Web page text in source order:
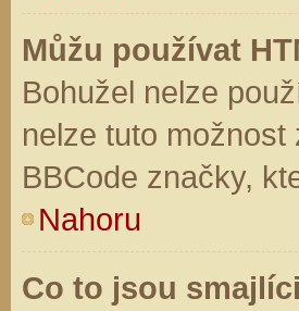
Můžu používat
Bohužel nelze
nelze tuto
BBCode značky,
Nahoru
Co to jsou